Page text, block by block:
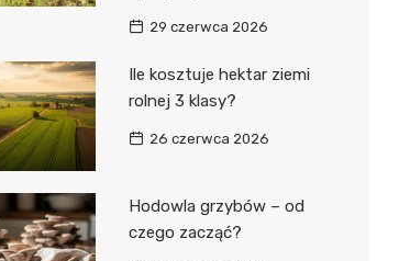
29 czerwca 2026
Ile kosztuje hektar ziemi
rolnej 3 klasy?
26 czerwca 2026
Hodowla grzybów – od
czego zacząć?